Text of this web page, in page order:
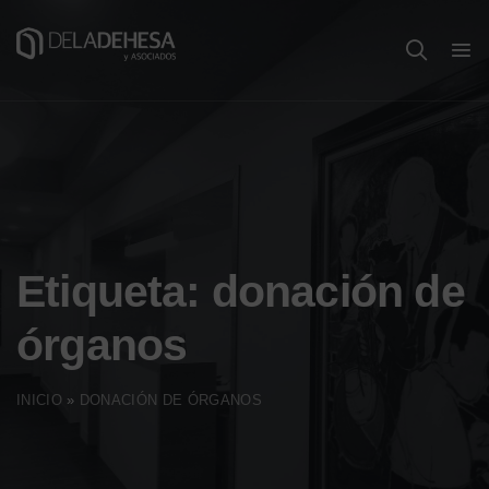
Etiqueta: donación de
órganos
INICIO » DONACIÓN DE ÓRGANOS